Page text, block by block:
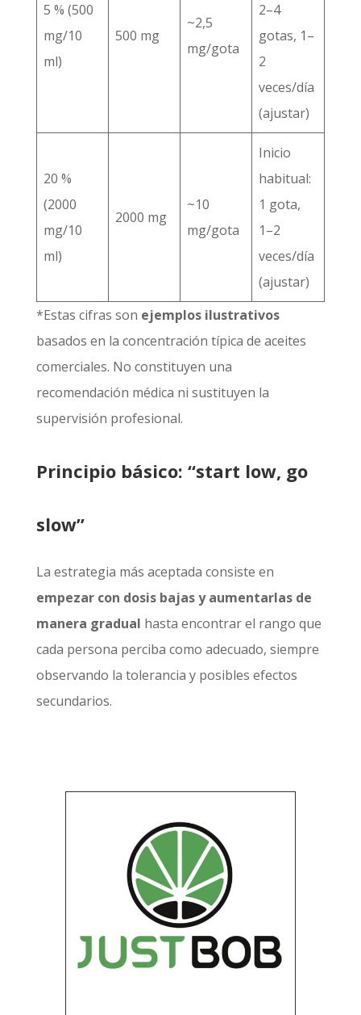
5 % (500
mg/10
ml)
500 mg
~2,5
mg/gota
2–4
gotas, 1–
2
veces/día
(ajustar)
20 %
(2000
mg/10
ml)
2000 mg
~10
mg/gota
Inicio
habitual:
1 gota,
1–2
veces/día
(ajustar)
*Estas cifras son ejemplos ilustrativos
basados en la concentración típica de aceites
comerciales. No constituyen una
recomendación médica ni sustituyen la
supervisión profesional.
Principio básico: “start low, go
slow”
La estrategia más aceptada consiste en
empezar con dosis bajasy aumentarlas de
manera gradual hasta encontrar el rango que
cada persona perciba como adecuado, siempre
observando la tolerancia y posibles efectos
secundarios.